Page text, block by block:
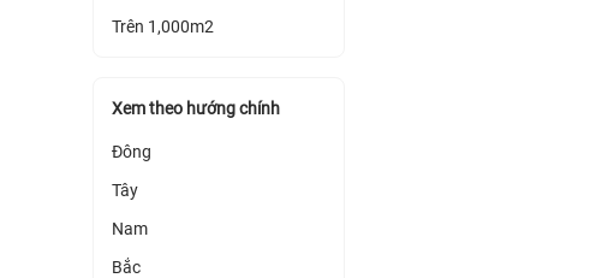
Trên 1,000m2
Xem theo hướng chính
Đông
Tây
Nam
Bắc